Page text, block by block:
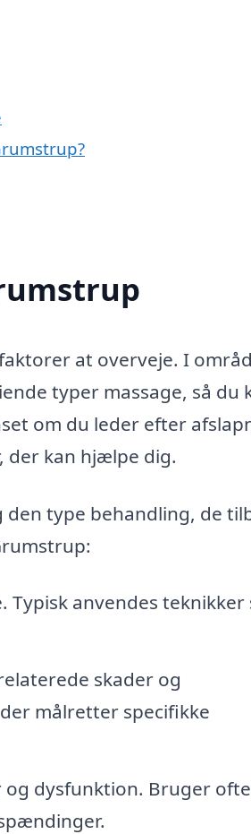
at overveje. I
typer massage, så du
om du leder efter
der kan hjælpe dig.
type behandling, de
anvendes teknikker
skader og
målretter specifikke
dysfunktion. Bruger ofte